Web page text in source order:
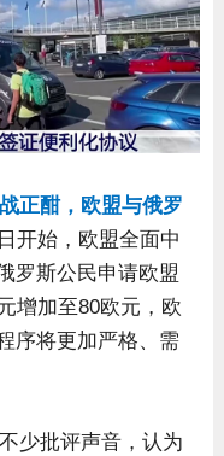
正酣，欧盟与俄罗
开始，欧盟全面中
罗斯公民申请欧盟
增加至80欧元，欧
序将更加严格、需
少批评声音，认为